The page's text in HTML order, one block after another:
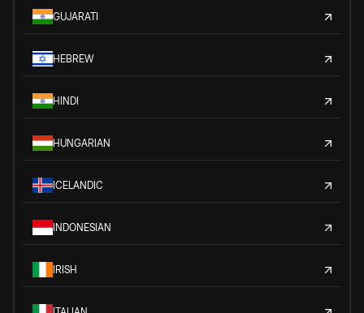
GUJARATI
HEBREW
HINDI
HUNGARIAN
ICELANDIC
INDONESIAN
IRISH